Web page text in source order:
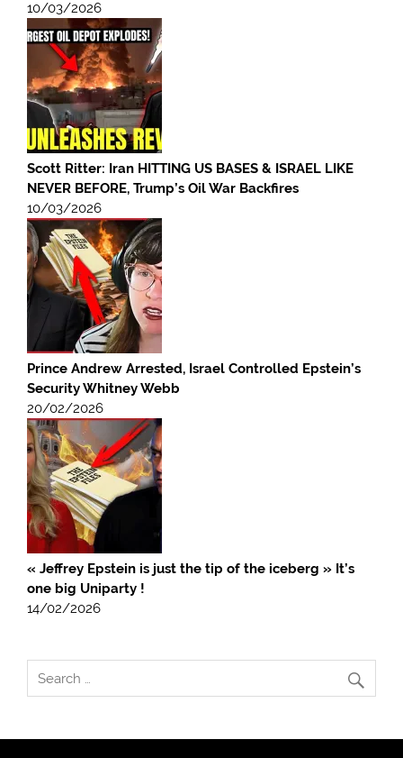
10/03/2026
Scott Ritter: Iran HITTING US BASES & ISRAEL LIKE
NEVER BEFORE, Trump’s Oil War Backfires
10/03/2026
Prince Andrew Arrested, Israel Controlled Epstein’s
Security Whitney Webb
20/02/2026
« Jeffrey Epstein is just the tip of the iceberg » It’s
one big Uniparty !
14/02/2026